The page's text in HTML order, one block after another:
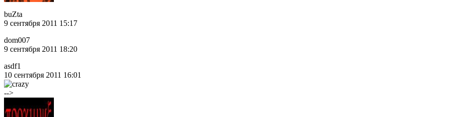
buZta
9 сентября 2011 15:17
dom007
9 сентября 2011 18:20
asdf1
10 сентября 2011 16:01
-->